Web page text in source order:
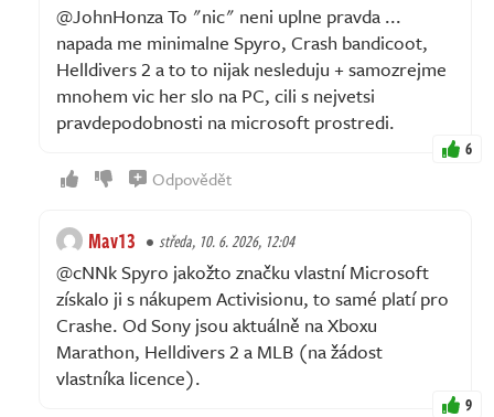
@JohnHonza To "nic" neni uplne pravda ...
napada me minimalne Spyro, Crash bandicoot,
Helldivers 2 a to to nijak nesleduju + samozrejme
mnohem vic her slo na PC, cili s nejvetsi
pravdepodobnosti na microsoft prostredi.
6
Odpovědět
Mav13 středa, 10. 6. 2026, 12:04
@cNNk Spyro jakožto značku vlastní Microsoft
získalo ji s nákupem Activisionu, to samé platí pro
Crashe. Od Sony jsou aktuálně na Xboxu
Marathon, Helldivers 2 a MLB (na žádost
vlastníka licence).
9